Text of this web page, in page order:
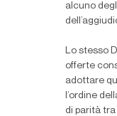
alcuno
Lo stesso
offerte
adottare
l’ordine
di parità